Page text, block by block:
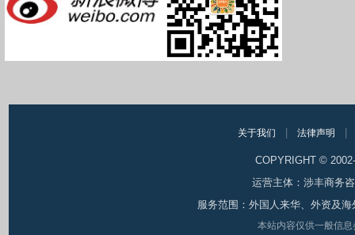
关于我们 法律声明
COPYRIGHT ©
运营主体：涉丰商务
服务范围：外国人来华、外资及
本站内容仅供一般信